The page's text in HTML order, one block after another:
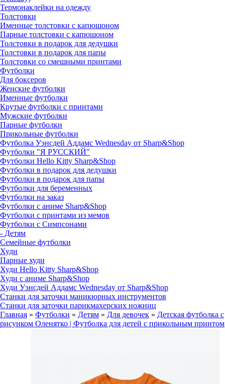
Термонаклейки на одежду
Толстовки
Именные толстовки с капюшоном
Парные толстовки с капюшоном
Толстовки в подарок для дедушки
Толстовки в подарок для папы
Толстовки со смешными принтами
Футболки
Для боксеров
Женские футболки
Именные футболки
Крутые футболки с принтами
Мужские футболки
Парные футболки
Прикольные футболки
Футболка Уэнсдей Аддамс Wednesday от Sharp&Shop
Футболки "Я РУССКИЙ"
Футболки Hello Kitty Sharp&Shop
Футболки в подарок для дедушки
Футболки в подарок для папы
Футболки для беременных
Футболки на заказ
Футболки с аниме Sharp&Shop
Футболки с принтами из мемов
Футболки с Симпсонами
- Детям
Семейные футболки
Худи
Парные худи
Худи Hello Kitty Sharp&Shop
Худи с аниме Sharp&Shop
Худи Уэнсдей Аддамс Wednesday от Sharp&Shop
Станки для заточки маникюрных инструментов
Станки для заточки парикмахерских ножниц
Главная » Футболки » Детям » Для девочек » Детская футболка с
рисунком Оленятко | Футболка для детей с прикольным принтом